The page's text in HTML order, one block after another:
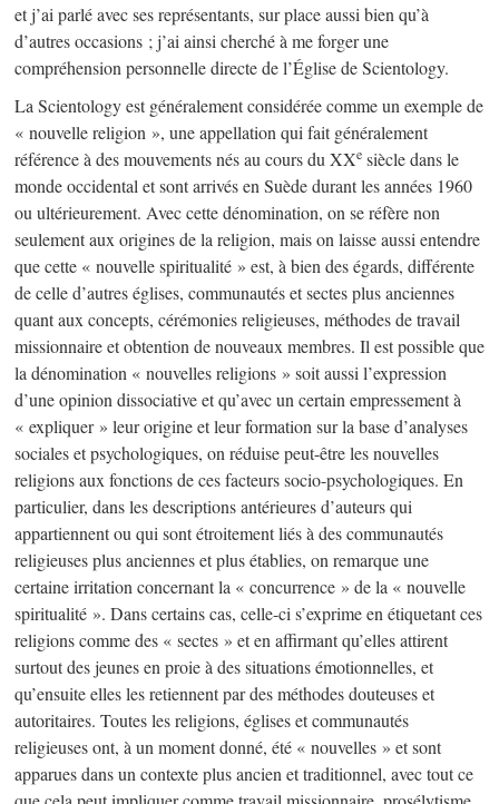
et j’ai parlé avec ses représentants, sur place aussi bien qu’à
d’autres occasions ; j’ai ainsi cherché à me forger une
compréhension personnelle directe de l’Église de Scientology.
La Scientology est généralement considérée comme un exemple de
« nouvelle religion », une appellation qui fait généralement
référence à des mouvements nés au cours du XXe siècle dans le
monde occidental et sont arrivés en Suède durant les années 1960
ou ultérieurement. Avec cette dénomination, on se réfère non
seulement aux origines de la religion, mais on laisse aussi entendre
que cette « nouvelle spiritualité » est, à bien des égards, différente
de celle d’autres églises, communautés et sectes plus anciennes
quant aux concepts, cérémonies religieuses, méthodes de travail
missionnaire et obtention de nouveaux membres. Il est possible que
la dénomination « nouvelles religions » soit aussi l’expression
d’une opinion dissociative et qu’avec un certain empressement à
« expliquer » leur origine et leur formation sur la base d’analyses
sociales et psychologiques, on réduise peut-être les nouvelles
religions aux fonctions de ces facteurs socio-psychologiques. En
particulier, dans les descriptions antérieures d’auteurs qui
appartiennent ou qui sont étroitement liés à des communautés
religieuses plus anciennes et plus établies, on remarque une
certaine irritation concernant la « concurrence » de la « nouvelle
spiritualité ». Dans certains cas, celle-ci s’exprime en étiquetant ces
religions comme des « sectes » et en affirmant qu’elles attirent
surtout des jeunes en proie à des situations émotionnelles, et
qu’ensuite elles les retiennent par des méthodes douteuses et
autoritaires. Toutes les religions, églises et communautés
religieuses ont, à un moment donné, été « nouvelles » et sont
apparues dans un contexte plus ancien et traditionnel, avec tout ce